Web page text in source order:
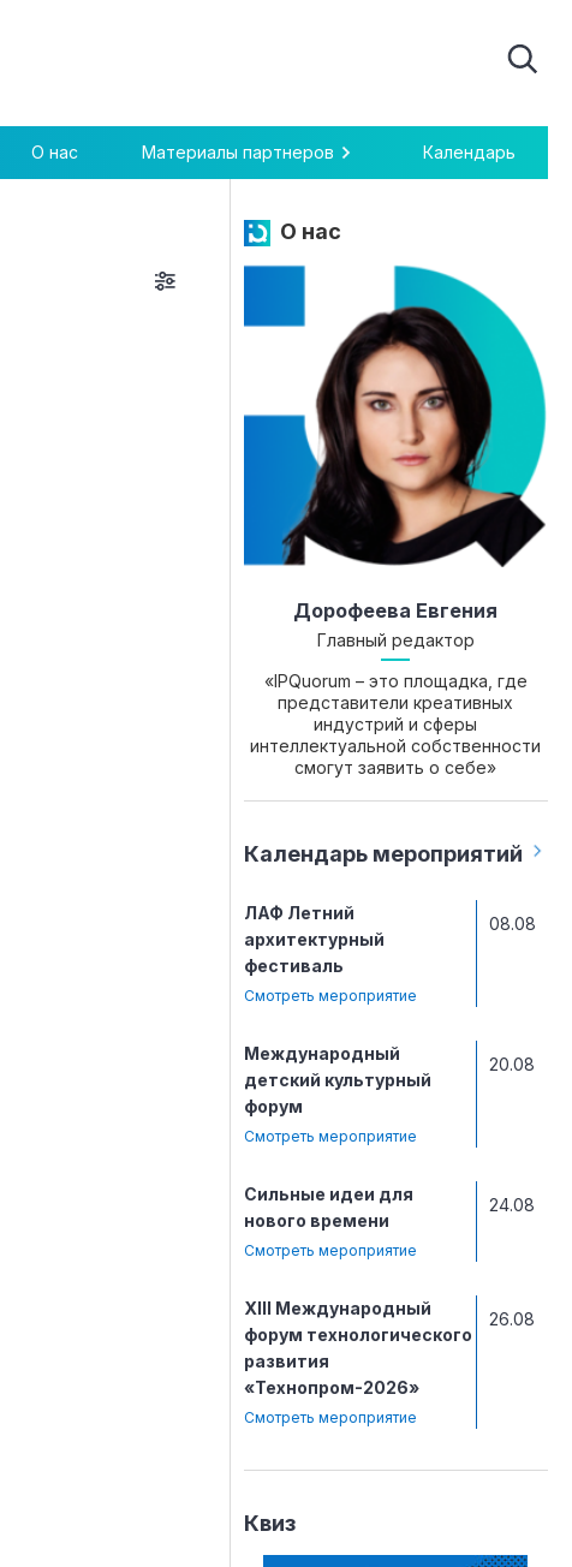
О нас Материалы партнеров Календарь
О нас
Дорофеева Евгения
Главный редактор
«IPQuorum – это площадка, где
представители креативных
индустрий и сферы
интеллектуальной собственности
смогут заявить о себе»
Календарь мероприятий
ЛАФ Летний
архитектурный
фестиваль
Смотреть мероприятие
08.08
Международный
детский культурный
форум
Смотреть мероприятие
20.08
Сильные идеи для
нового времени
Смотреть мероприятие
24.08
ХIII Международный
форум технологического
развития
«Технопром-2026»
Смотреть мероприятие
26.08
Квиз